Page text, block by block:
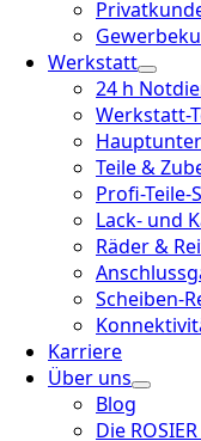
Werkstatt
24 h
Werkstatt-
Teile &
Profi-Teile-
Lack- und
Räder &
Scheiben-
Karriere
Über uns
Blog
Die